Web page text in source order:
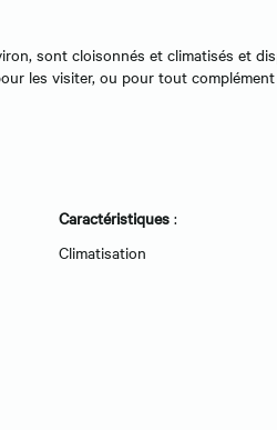
sont cloisonnés et climatisés et
les visiter, ou pour tout
Caractéristiques :
Climatisation